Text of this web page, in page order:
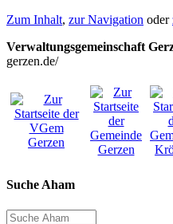
Zum Inhalt, zur Navigation oder
Verwaltungsgemeinschaft
gerzen.de/
Suche Aham